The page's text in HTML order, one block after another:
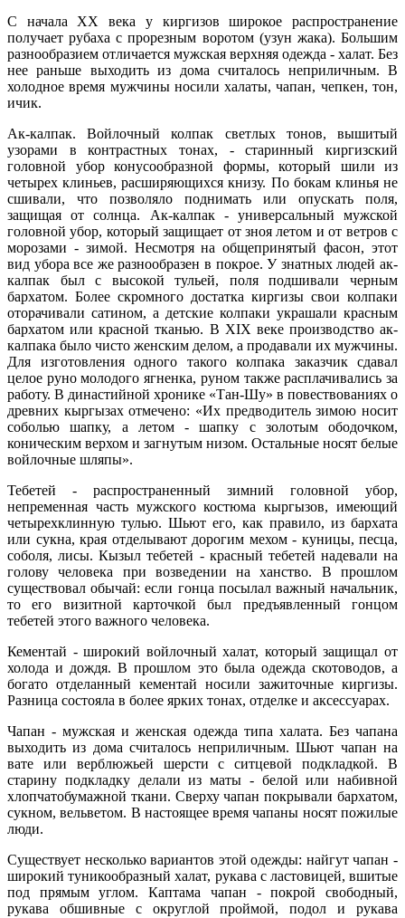
С начала XX века у киргизов широкое распространение
получает рубаха с прорезным воротом (узун жака). Большим
разнообразием отличается мужская верхняя одежда - халат. Без
нее раньше выходить из дома считалось неприличным. В
холодное время мужчины носили халаты, чапан, чепкен, тон,
ичик.
Ак-калпак. Войлочный колпак светлых тонов, вышитый
узорами в контрастных тонах, - старинный киргизский
головной убор конусообразной формы, который шили из
четырех клиньев, расширяющихся книзу. По бокам клинья не
сшивали, что позволяло поднимать или опускать поля,
защищая от солнца. Ак-калпак - универсальный мужской
головной убор, который защищает от зноя летом и от ветров с
морозами - зимой. Несмотря на общепринятый фасон, этот
вид убора все же разнообразен в покрое. У знатных людей ак-
калпак был с высокой тульей, поля подшивали черным
бархатом. Более скромного достатка киргизы свои колпаки
оторачивали сатином, а детские колпаки украшали красным
бархатом или красной тканью. В XIX веке производство ак-
калпака было чисто женским делом, а продавали их мужчины.
Для изготовления одного такого колпака заказчик сдавал
целое руно молодого ягненка, руном также расплачивались за
работу. В династийной хронике «Тан-Шу» в повествованиях о
древних кыргызах отмечено: «Их предводитель зимою носит
соболью шапку, а летом - шапку с золотым ободочком,
коническим верхом и загнутым низом. Остальные носят белые
войлочные шляпы».
Тебетей - распространенный зимний головной убор,
непременная часть мужского костюма кыргызов, имеющий
четырехклинную тулью. Шьют его, как правило, из бархата
или сукна, края отделывают дорогим мехом - куницы, песца,
соболя, лисы. Кызыл тебетей - красный тебетей надевали на
голову человека при возведении на ханство. В прошлом
существовал обычай: если гонца посылал важный начальник,
то его визитной карточкой был предъявленный гонцом
тебетей этого важного человека.
Кементай - широкий войлочный халат, который защищал от
холода и дождя. В прошлом это была одежда скотоводов, а
богато отделанный кементай носили зажиточные киргизы.
Разница состояла в более ярких тонах, отделке и аксессуарах.
Чапан - мужская и женская одежда типа халата. Без чапана
выходить из дома считалось неприличным. Шьют чапан на
вате или верблюжьей шерсти с ситцевой подкладкой. В
старину подкладку делали из маты - белой или набивной
хлопчатобумажной ткани. Сверху чапан покрывали бархатом,
сукном, вельветом. В настоящее время чапаны носят пожилые
люди.
Существует несколько вариантов этой одежды: найгут чапан -
широкий туникообразный халат, рукава с ластовицей, вшитые
под прямым углом. Каптама чапан - покрой свободный,
рукава обшивные с округлой проймой, подол и рукава